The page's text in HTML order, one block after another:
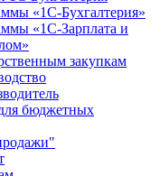
«1С-Бухгалтерия»
«1С-Зарплата и
закупкам
бюджетных